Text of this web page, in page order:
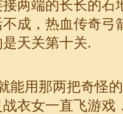
两端的长长的石
成，热血传奇弓
天关第十关.
能用那两把奇怪
衣女一直飞游戏